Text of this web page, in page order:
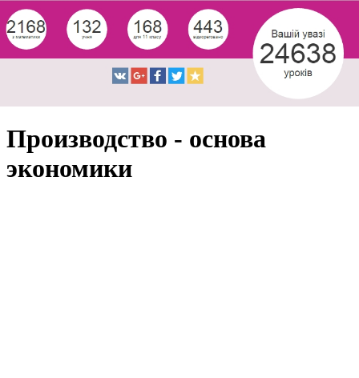
Производство - основа
экономики